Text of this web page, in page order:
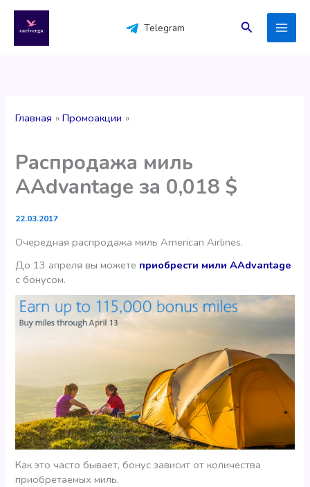
содержимому
Telegram Поиск
Главная Промоакции
Распродажа миль
AAdvantage за 0,018 $
22.03.2017
Очередная распродажа миль American Airlines.
До 13 апреля вы можете приобрести мили AAdvantage
с бонусом.
Как это часто бывает, бонус зависит от количества
приобретаемых миль.